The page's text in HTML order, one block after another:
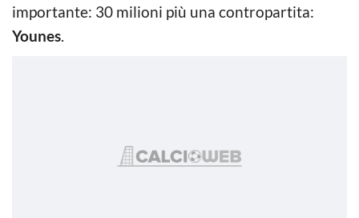
importante: 30 milioni più una contropartita:
Younes.